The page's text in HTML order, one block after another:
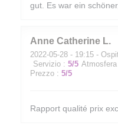
gut. Es war ein
Anne Catherine L
2022-05-28 - 19:15 -
Servizio : 5/5 Atmosfera
Prezzo : 5/5
Rapport qualité prix